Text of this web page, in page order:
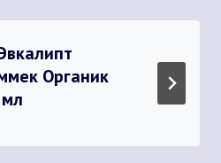
Органик